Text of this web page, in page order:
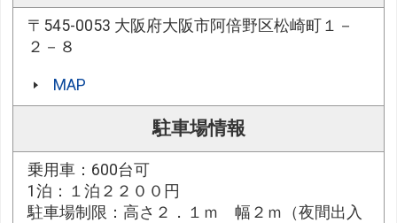
〒545-0053 大阪府大阪市阿倍野区松崎町１－
２－８
MAP
駐車場情報
乗用車：600台可
1泊：１泊２２００円
駐車場制限：高さ２．１ｍ 幅２ｍ（夜間出入